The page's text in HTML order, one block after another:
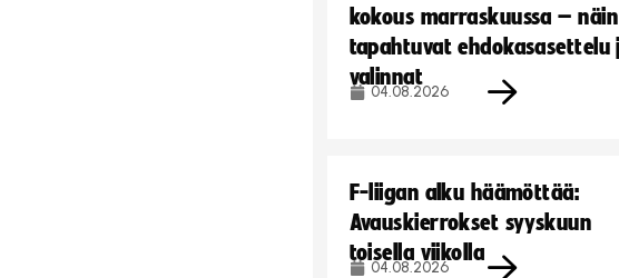
kokous marraskuussa – näin
tapahtuvat ehdokasasettelu
valinnat
04.08.2026
F-liigan alku häämöttää:
Avauskierrokset syyskuun
toisella viikolla
04.08.2026